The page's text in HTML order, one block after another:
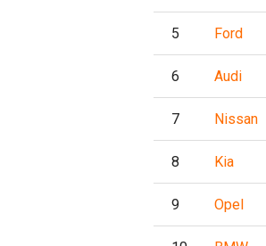
5 Ford
6 Audi
7 Nissan
8 Kia
9 Opel